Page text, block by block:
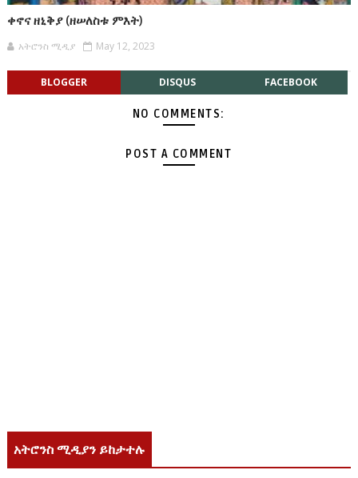
ቀኖና ዘኒቅያ (ዘሠለስቱ ምእት)
አትሮንስ ሚዲያ May 12, 2023
BLOGGER DISQUS FACEBOOK
NO COMMENTS:
POST A COMMENT
አትሮንስ ሚዲያን ይከታተሉ